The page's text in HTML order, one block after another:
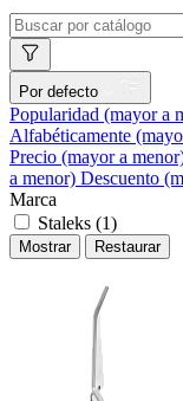
Por defecto
Popularidad (mayor a
Alfabéticamente
Precio (mayor a
a menor) Descuento
Marca
Staleks (1)
Mostrar Restaurar